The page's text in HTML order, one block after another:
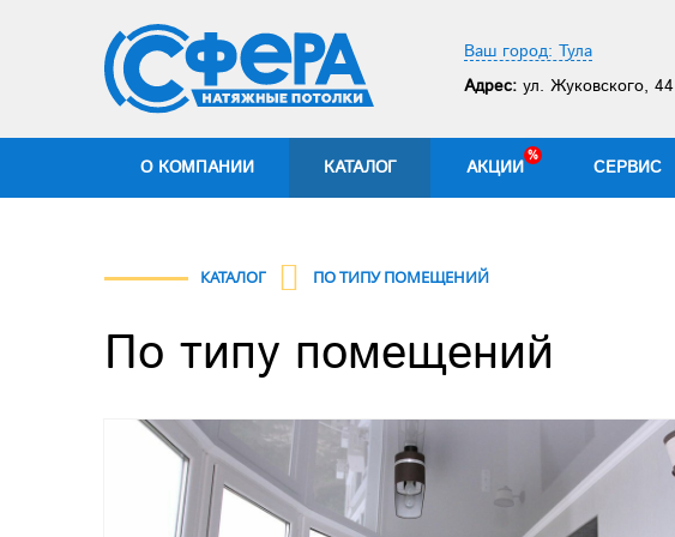
Ваш город: Тула
Адрес: ул. Жуковского, 44
О КОМПАНИИ КАТАЛОГ АКЦИИ СЕРВИС
КАТАЛОГ ПО ТИПУ ПОМЕЩЕНИЙ
По типу помещений